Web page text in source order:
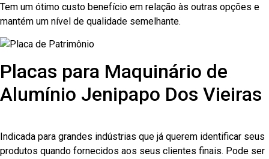
Tem um ótimo custo benefício em relação às outras opções e
mantém um nível de qualidade semelhante.
Placas para Maquinário de
Alumínio Jenipapo Dos Vieiras
Indicada para grandes indústrias que já querem identificar seus
produtos quando fornecidos aos seus clientes finais. Pode ser